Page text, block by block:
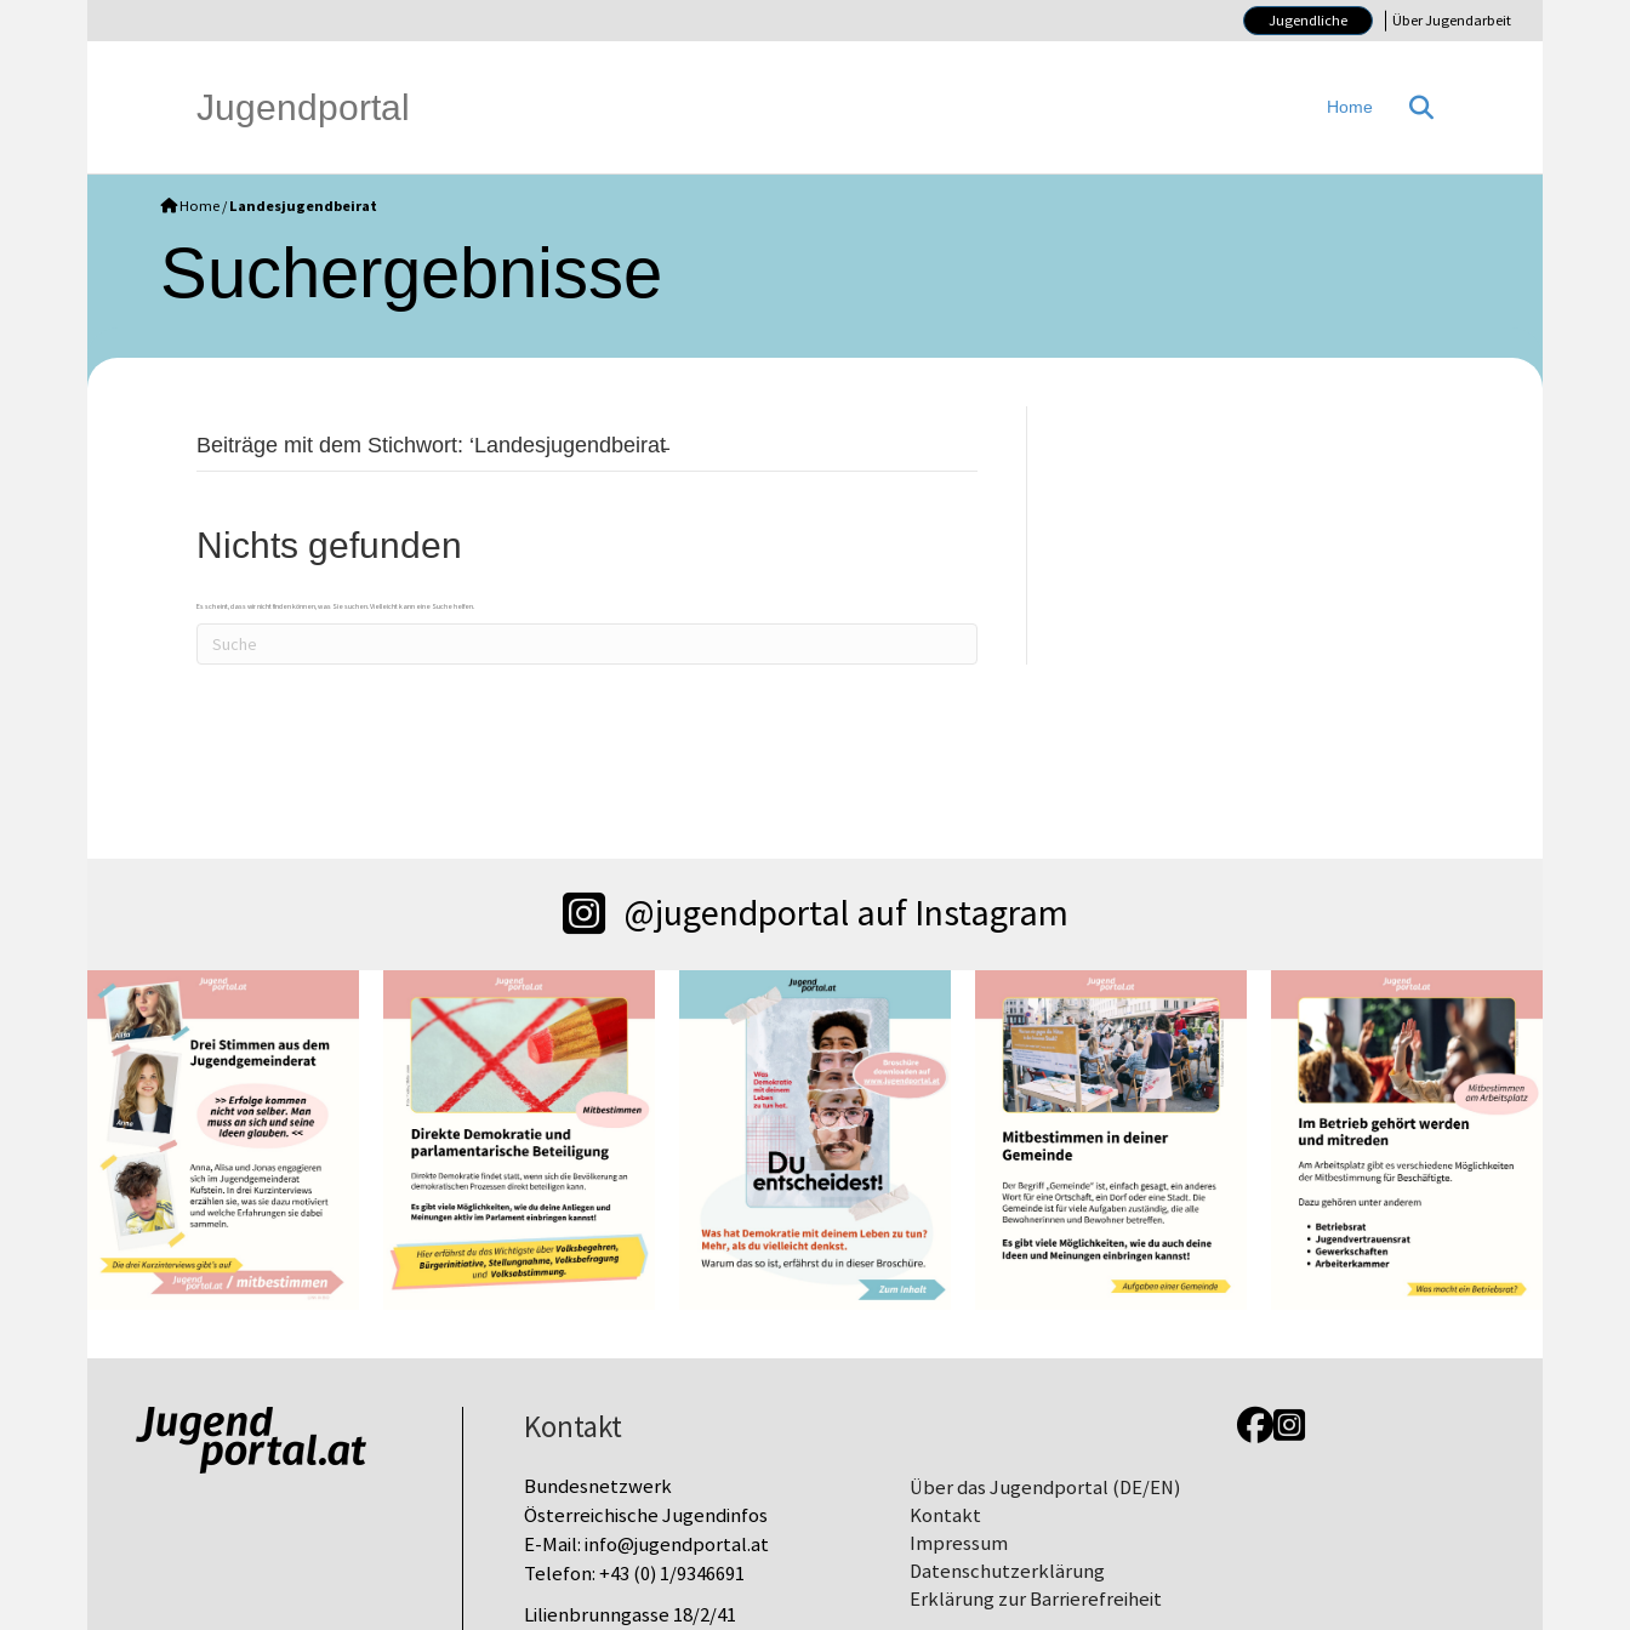
Jugendliche Über Jugendarbeit
Jugendportal Home
Home / Landesjugendbeirat
Such­ergebnisse
Beiträge mit dem Stichwort: ‘Landesjugendbeirat̵
Nichts gefunden
Es scheint, dass wir nicht finden können, was Sie suchen. Vielleicht kann eine Suche helfen.
@jugendportal auf Instagram
Kontakt
Bundesnetzwerk
Österreichische Jugendinfos
E-Mail:info@jugendportal.at
Telefon:+43 (0) 1/9346691
Lilienbrunngasse 18/2/41
Über das Jugendportal (DE/EN)
Kontakt
Impressum
Datenschutz­erklärung
Erklärung zur Barrierefreiheit
Link zur Jugendportal Facebookseite
Link zur Jugendportal Instagramseite